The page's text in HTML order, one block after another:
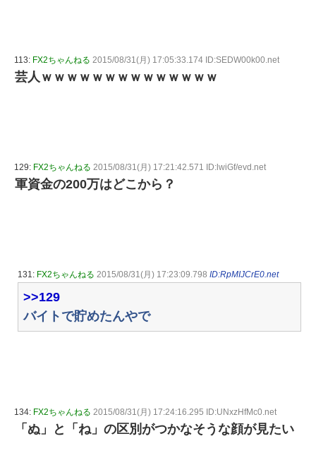
113: FX2ちゃんねる 2015/08/31(月) 17:05:33.174 ID:SEDW00k00.net
芸人ｗｗｗｗｗｗｗｗｗｗｗｗｗｗ
129: FX2ちゃんねる 2015/08/31(月) 17:21:42.571 ID:lwiGf/evd.net
軍資金の200万はどこから？
131: FX2ちゃんねる 2015/08/31(月) 17:23:09.798 ID:RpMIJCrE0.net
>>129
バイトで貯めたんやで
134: FX2ちゃんねる 2015/08/31(月) 17:24:16.295 ID:UNxzHfMc0.net
「ぬ」と「ね」の区別がつかなそうな顔が見たい